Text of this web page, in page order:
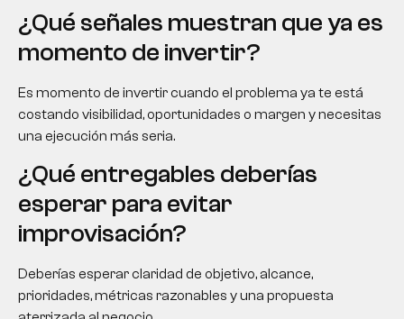
¿Qué señales muestran que ya es
momento de invertir?
Es momento de invertir cuando el problema ya te está
costando visibilidad, oportunidades o margen y necesitas
una ejecución más seria.
¿Qué entregables deberías
esperar para evitar
improvisación?
Deberías esperar claridad de objetivo, alcance,
prioridades, métricas razonables y una propuesta